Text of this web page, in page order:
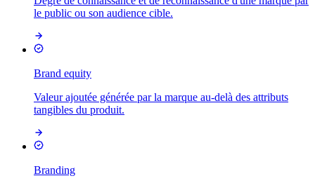
le public ou son audience cible.
Brand equity
Valeur ajoutée générée par la marque au-delà des attributs
tangibles du produit.
Branding